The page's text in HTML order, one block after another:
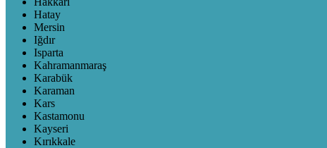
Hatay
Mersin
Iğdır
Isparta
Kahramanmaraş
Karabük
Karaman
Kars
Kastamonu
Kayseri
Kırıkkale